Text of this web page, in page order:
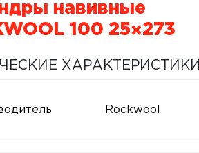
навивные
100 25×273
ХАРАКТЕРИСТИКИ
Rockwool